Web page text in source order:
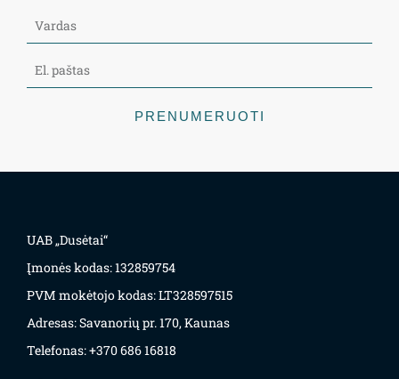
PRENUMERUOTI
UAB „Dusėtai“
Įmonės kodas: 132859754
PVM mokėtojo kodas: LT328597515
Adresas: Savanorių pr. 170, Kaunas
Telefonas: +370 686 16818